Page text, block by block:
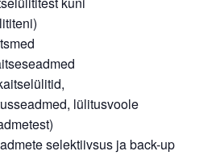
lülitusvoole
selektiivsus ja back-up